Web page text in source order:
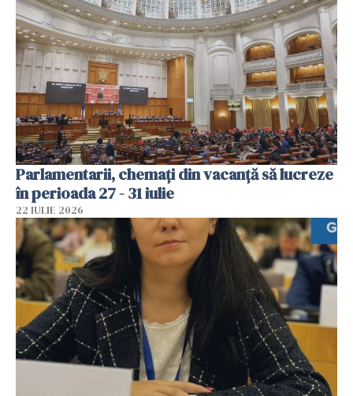
Parlamentarii, chemați din vacanță să lucreze
în perioada 27 - 31 iulie
22 IULIE 2026